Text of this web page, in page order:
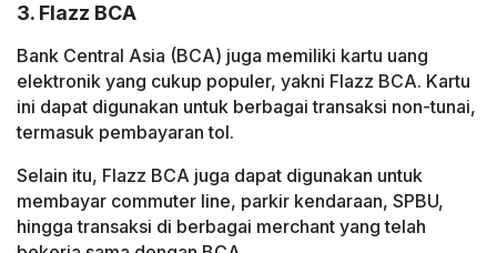
3. Flazz BCA
Bank Central Asia (BCA) juga memiliki kartu uang
elektronik yang cukup populer, yakni Flazz BCA. Kartu
ini dapat digunakan untuk berbagai transaksi non-tunai,
termasuk pembayaran tol.
Selain itu, Flazz BCA juga dapat digunakan untuk
membayar commuter line, parkir kendaraan, SPBU,
hingga transaksi di berbagai merchant yang telah